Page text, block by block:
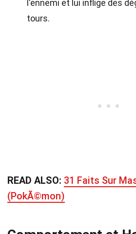
l'ennemi et lui inflige des
tours.
READ ALSO: 31 Faits Sur
(PokÃ©mon)